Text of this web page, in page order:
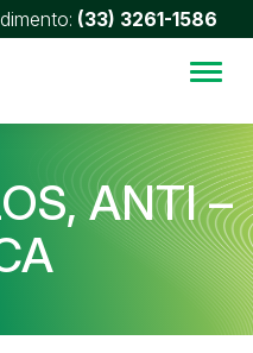
(33) 3261-1586
ANTI –